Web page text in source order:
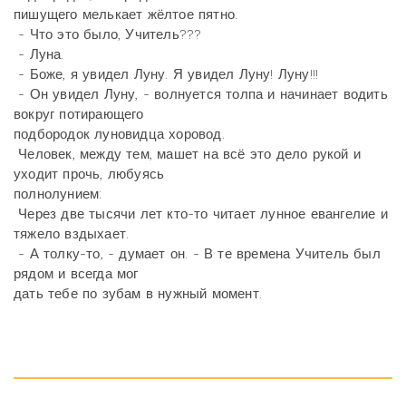
пишущего мелькает жёлтое пятно.
- Что это было, Учитель???
- Луна.
- Боже, я увидел Луну. Я увидел Луну! Луну!!!
- Он увидел Луну, - волнуется толпа и начинает водить
вокруг потирающего
подбородок луновидца хоровод.
Человек, между тем, машет на всё это дело рукой и
уходит прочь, любуясь
полнолунием:
Через две тысячи лет кто-то читает лунное евангелие и
тяжело вздыхает.
- А толку-то, - думает он. - В те времена Учитель был
рядом и всегда мог
дать тебе по зубам в нужный момент.